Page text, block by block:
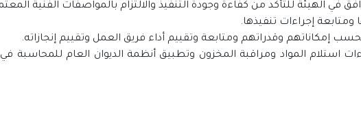
استلام المواد ومراقبة المخزون وتطبيق أنظمة الديوان العام للمحاسبة